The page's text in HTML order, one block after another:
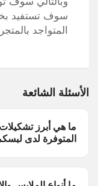
سوف تستفيد
المتواجد
الأسئلة الشائعة
ما هي أبرز تشكيلات
المتوفرة لدى